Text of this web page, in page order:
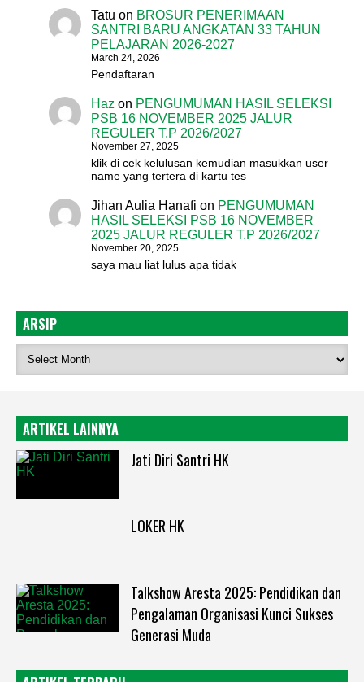
Tatu on BROSUR PENERIMAAN
SANTRI BARU ANGKATAN 33 TAHUN
PELAJARAN 2026-2027
March 24, 2026
Pendaftaran
Haz on PENGUMUMAN HASIL SELEKSI
PSB 16 NOVEMBER 2025 JALUR
REGULER T.P 2026/2027
November 27, 2025
klik di cek kelulusan kemudian masukkan user
name yang tertera di kartu tes
Jihan Aulia Hanafi on PENGUMUMAN
HASIL SELEKSI PSB 16 NOVEMBER
2025 JALUR REGULER T.P 2026/2027
November 20, 2025
saya mau liat lulus apa tidak
ARSIP
ARTIKEL LAINNYA
Jati Diri Santri HK
LOKER HK
Talkshow Aresta 2025: Pendidikan dan
Pengalaman Organisasi Kunci Sukses
Generasi Muda